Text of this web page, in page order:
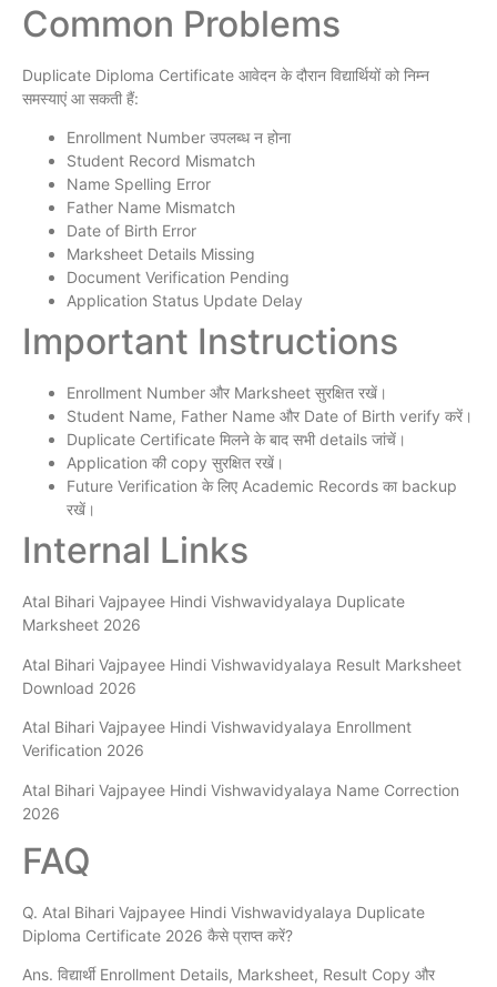
Common Problems
Duplicate Diploma Certificate आवेदन के दौरान विद्यार्थियों को निम्न
समस्याएं आ सकती हैं:
Enrollment Number उपलब्ध न होना
Student Record Mismatch
Name Spelling Error
Father Name Mismatch
Date of Birth Error
Marksheet Details Missing
Document Verification Pending
Application Status Update Delay
Important Instructions
Enrollment Number और Marksheet सुरक्षित रखें।
Student Name, Father Name और Date of Birth verify करें।
Duplicate Certificate मिलने के बाद सभी details जांचें।
Application की copy सुरक्षित रखें।
Future Verification के लिए Academic Records का backup
रखें।
Internal Links
Atal Bihari Vajpayee Hindi Vishwavidyalaya Duplicate
Marksheet 2026
Atal Bihari Vajpayee Hindi Vishwavidyalaya Result Marksheet
Download 2026
Atal Bihari Vajpayee Hindi Vishwavidyalaya Enrollment
Verification 2026
Atal Bihari Vajpayee Hindi Vishwavidyalaya Name Correction
2026
FAQ
Q. Atal Bihari Vajpayee Hindi Vishwavidyalaya Duplicate
Diploma Certificate 2026 कैसे प्राप्त करें?
Ans. विद्यार्थी Enrollment Details, Marksheet, Result Copy और